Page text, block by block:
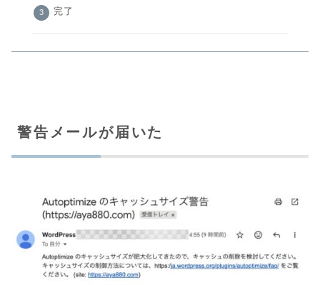
完了
警告メールが届いた